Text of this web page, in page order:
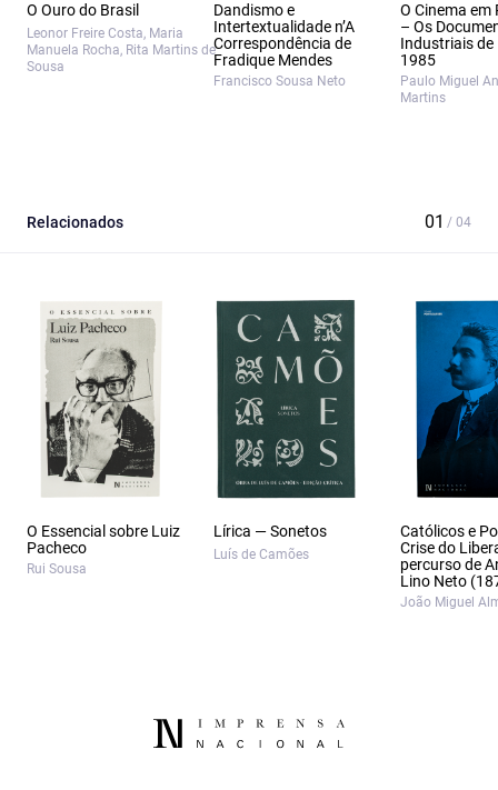
O Ouro do Brasil
Leonor Freire Costa, Maria
Manuela Rocha, Rita Martins de
Sousa
Dandismo e
Intertextualidade n’A
Correspondência de
Fradique Mendes
Francisco Sousa Neto
O Cinema em
– Os
Industriais de
1985
Paulo Miguel
Martins
Relacionados
O Essencial sobre Luiz
Pacheco
Rui Sousa
Lírica — Sonetos
Luís de Camões
Católicos e
Crise do
percurso de
Lino Neto
João Miguel